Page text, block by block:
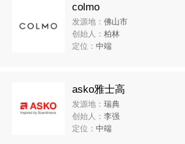
colmo
发源地： 佛山市
创始人： 柏林
定位： 中端
asko雅士高
发源地： 瑞典
创始人： 李强
定位： 中端